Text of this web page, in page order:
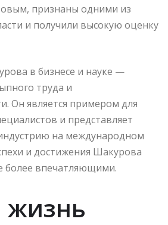
признаны одними из
и получили высокую оценку
в бизнесе и науке —
труда и
Он является примером для
и представляет
на международном
и достижения Шакурова
впечатляющими.
жизнь